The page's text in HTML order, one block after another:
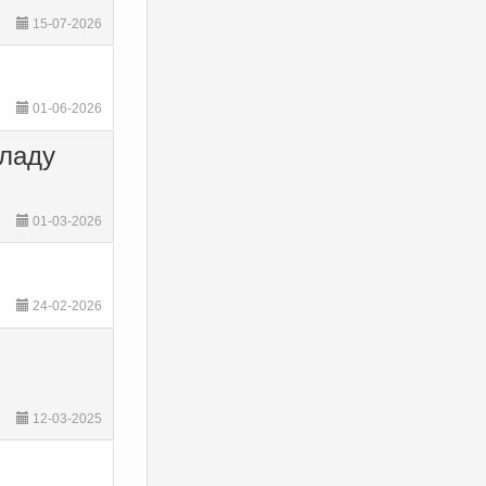
15-07-2026
01-06-2026
01-03-2026
24-02-2026
12-03-2025